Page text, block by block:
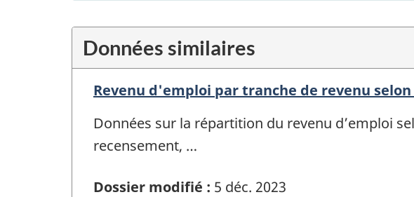
Données similaires
Revenu d'emploi par tranche de revenu
Données sur la répartition du revenu d’emploi
recensement, …
Dossier modifié : 5 déc. 2023